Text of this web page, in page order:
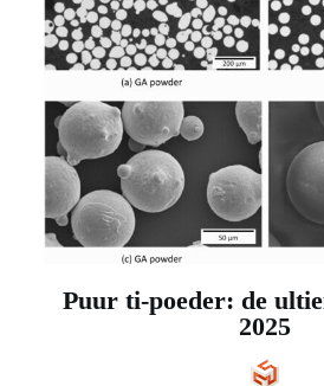
Puur ti-poeder: de
2025